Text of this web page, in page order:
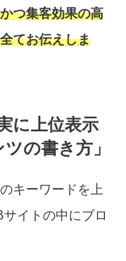
つ集客効果の高
てお伝えしま
に上位表示
の書き方」
キーワードを上
イトの中にブロ